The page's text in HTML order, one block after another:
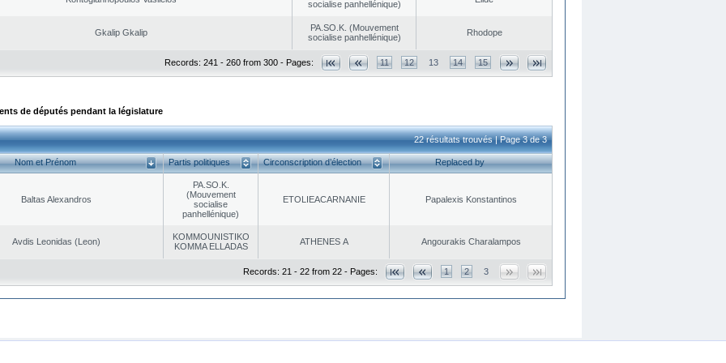
socialise panhellénique)
Gkalip Gkalip
PA.SO.K. (Mouvement
socialise panhellénique)
Rhodope
Records: 241 - 260 from 300 - Pages: 11 12 13 14 15
de députés pendant la législature
22 résultats trouvés | Page 3 de 3
Nom et Prénom Partis politiques Circonscription d’élection Replaced by
Baltas Alexandros
PA.SO.K.
(Mouvement
socialise
panhellénique)
EΤOLIEACARNANIE Papalexis Konstantinos
Avdis Leonidas (Leon)
KOMMOUNISTIKO
KOMMA ELLADAS
ATHENES Α Angourakis Charalampos
Records: 21 - 22 from 22 - Pages: 1 2 3